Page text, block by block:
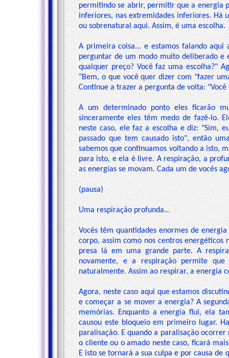
permitindo se abrir, permitir que a energia
inferiores, nas extremidades inferiores. Há
ou sobrenatural aqui. Assim, é uma escolha.
A primeira coisa... e estamos falando aqui
perguntar de um modo muito deliberado e
qualquer preço? Você faz uma escolha?"
"Bem, o que você quer dizer com "fazer
Continue a trazer a pergunta de volta:
A um determinado ponto eles ficarão
sinceramente eles têm medo de fazê-lo.
neste caso, ele faz a escolha e diz: "Sim,
passado que tem causado isto", então
sabemos que continuamos voltando a isto,
para isto, e ela é livre. A respiração, a
as energias se movam. Cada um de vocês
(pausa)
Uma respiração profunda...
Vocês têm quantidades enormes de
corpo, assim como nos centros energéticos
presa lá em uma grande parte. A
novamente, e a respiração permite
naturalmente. Assim ao respirar, a energia
Agora, neste caso aqui que estamos
e começar a se mover a energia? A
memórias. Enquanto a energia flui, ela
causou este bloqueio em primeiro lugar.
paralisação. E quando a paralisação
o cliente ou o amado neste caso, ficará
E isto se tornará a sua culpa e por causa